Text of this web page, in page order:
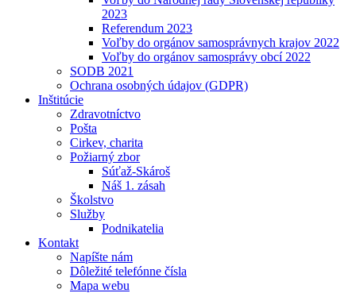
2023
Referendum 2023
Voľby do orgánov samosprávnych krajov 2022
Voľby do orgánov samosprávy obcí 2022
SODB 2021
Ochrana osobných údajov (GDPR)
Inštitúcie
Zdravotníctvo
Pošta
Cirkev, charita
Požiarný zbor
Súťaž-Skároš
Náš 1. zásah
Školstvo
Služby
Podnikatelia
Kontakt
Napíšte nám
Dôležité telefónne čísla
Mapa webu